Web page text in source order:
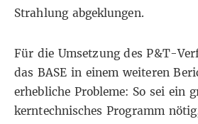
Strahlung abgeklungen.
Für die Umsetzung des P&T-
das BASE in einem weiteren
erhebliche Probleme: So sei ein
kerntechnisches Programm